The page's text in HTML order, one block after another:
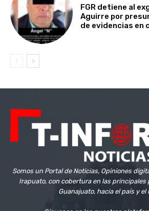
FGR detiene al
Aguirre por
de evidencias en
Somos un Portal de Noticias, Opiniones
Irapuato, con cobertura en las principales
Guanajuato, hacia el país y el